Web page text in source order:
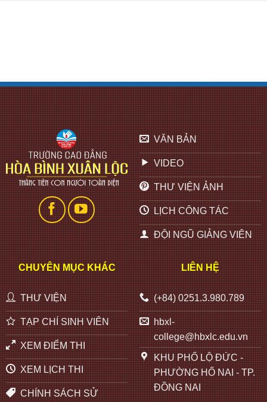
VĂN BẢN
VIDEO
THƯ VIỆN ẢNH
LỊCH CÔNG TÁC
ĐỘI NGŨ GIẢNG VIÊN
CHUYÊN MỤC KHÁC
THƯ VIỆN
TẠP CHÍ SINH VIÊN
XEM ĐIỂM THI
XEM LỊCH THI
CHÍNH SÁCH SỬ
LIÊN HỆ
(+84) 0251.3.980.789
hbxl-
college@hbxlc.edu.vn
KHU PHỐ LỘ ĐỨC -
PHƯỜNG HỐ NAI - TP.
ĐỒNG NAI